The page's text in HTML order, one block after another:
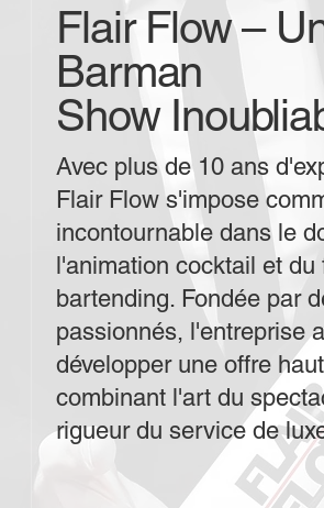
Flair Flow –
Barman
Show
Avec plus de 10 ans
Flair Flow s'impose
incontournable dans le
l'animation cocktail et du
bartending. Fondée par
passionnés, l'entreprise
développer une offre
combinant l'art du
rigueur du service de